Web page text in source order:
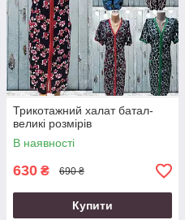
Трикотажний халат батал-
великі розмірів
В наявності
630 ₴ 690 ₴
Купити